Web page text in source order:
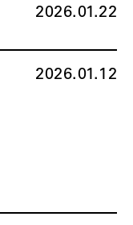
2026.01.22
2026.01.12